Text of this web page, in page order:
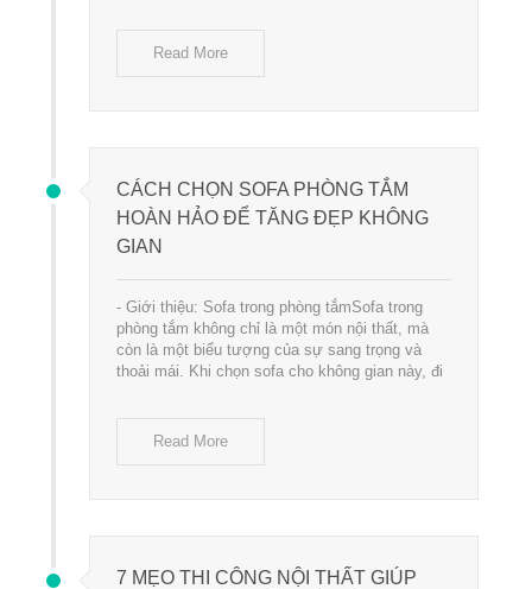
Read More
CÁCH CHỌN SOFA PHÒNG TẮM
HOÀN HẢO ĐỂ TĂNG ĐẸP KHÔNG
GIAN
- Giới thiệu: Sofa trong phòng tắmSofa trong
phòng tắm không chỉ là một món nội thất, mà
còn là một biểu tượng của sự sang trọng và
thoải mái. Khi chọn sofa cho không gian này, đi
Read More
7 MẸO THI CÔNG NỘI THẤT GIÚP